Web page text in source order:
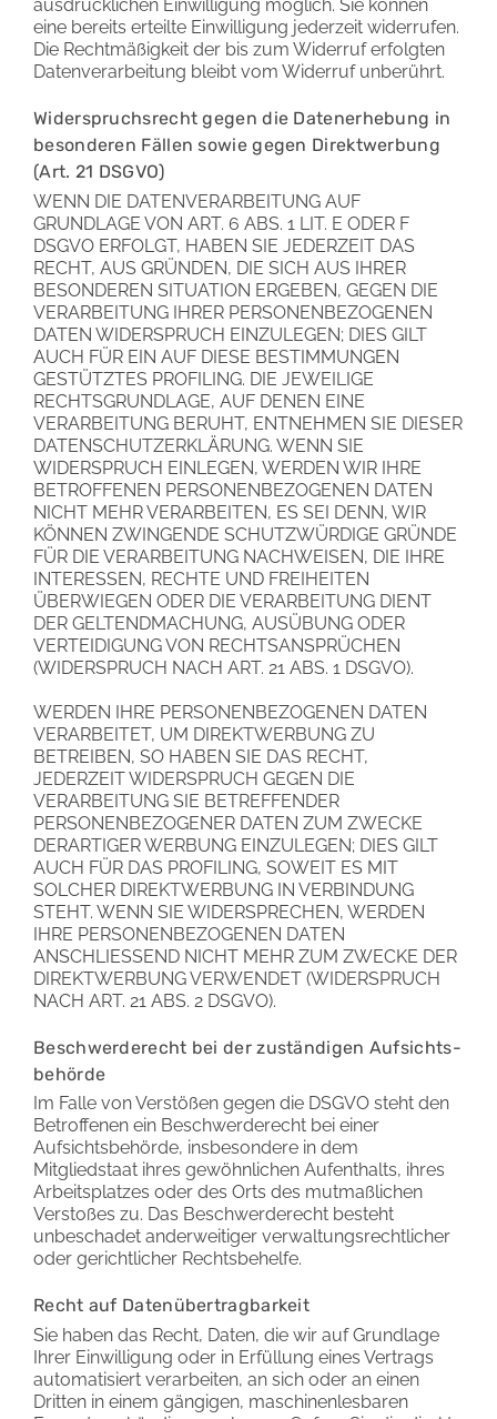
ausdrücklichen Einwilligung möglich. Sie können
eine bereits erteilte Einwilligung jederzeit widerrufen.
Die Rechtmäßigkeit der bis zum Widerruf erfolgten
Datenverarbeitung bleibt vom Widerruf unberührt.
Widerspruchsrecht gegen die Datenerhebung in
besonderen Fällen sowie gegen Direktwerbung
(Art. 21 DSGVO)
WENN DIE DATENVERARBEITUNG AUF
GRUNDLAGE VON ART. 6 ABS. 1 LIT. E ODER F
DSGVO ERFOLGT, HABEN SIE JEDERZEIT DAS
RECHT, AUS GRÜNDEN, DIE SICH AUS IHRER
BESONDEREN SITUATION ERGEBEN, GEGEN DIE
VERARBEITUNG IHRER PERSONENBEZOGENEN
DATEN WIDERSPRUCH EINZULEGEN; DIES GILT
AUCH FÜR EIN AUF DIESE BESTIMMUNGEN
GESTÜTZTES PROFILING. DIE JEWEILIGE
RECHTSGRUNDLAGE, AUF DENEN EINE
VERARBEITUNG BERUHT, ENTNEHMEN SIE DIESER
DATENSCHUTZERKLÄRUNG. WENN SIE
WIDERSPRUCH EINLEGEN, WERDEN WIR IHRE
BETROFFENEN PERSONENBEZOGENEN DATEN
NICHT MEHR VERARBEITEN, ES SEI DENN, WIR
KÖNNEN ZWINGENDE SCHUTZWÜRDIGE GRÜNDE
FÜR DIE VERARBEITUNG NACHWEISEN, DIE IHRE
INTERESSEN, RECHTE UND FREIHEITEN
ÜBERWIEGEN ODER DIE VERARBEITUNG DIENT
DER GELTENDMACHUNG, AUSÜBUNG ODER
VERTEIDIGUNG VON RECHTSANSPRÜCHEN
(WIDERSPRUCH NACH ART. 21 ABS. 1 DSGVO).
WERDEN IHRE PERSONENBEZOGENEN DATEN
VERARBEITET, UM DIREKTWERBUNG ZU
BETREIBEN, SO HABEN SIE DAS RECHT,
JEDERZEIT WIDERSPRUCH GEGEN DIE
VERARBEITUNG SIE BETREFFENDER
PERSONENBEZOGENER DATEN ZUM ZWECKE
DERARTIGER WERBUNG EINZULEGEN; DIES GILT
AUCH FÜR DAS PROFILING, SOWEIT ES MIT
SOLCHER DIREKTWERBUNG IN VERBINDUNG
STEHT. WENN SIE WIDERSPRECHEN, WERDEN
IHRE PERSONENBEZOGENEN DATEN
ANSCHLIESSEND NICHT MEHR ZUM ZWECKE DER
DIREKTWERBUNG VERWENDET (WIDERSPRUCH
NACH ART. 21 ABS. 2 DSGVO).
Beschwerde­recht bei der zuständigen Aufsichts­
behörde
Im Falle von Verstößen gegen die DSGVO steht den
Betroffenen ein Beschwerderecht bei einer
Aufsichtsbehörde, insbesondere in dem
Mitgliedstaat ihres gewöhnlichen Aufenthalts, ihres
Arbeitsplatzes oder des Orts des mutmaßlichen
Verstoßes zu. Das Beschwerderecht besteht
unbeschadet anderweitiger verwaltungsrechtlicher
oder gerichtlicher Rechtsbehelfe.
Recht auf Daten­übertrag­barkeit
Sie haben das Recht, Daten, die wir auf Grundlage
Ihrer Einwilligung oder in Erfüllung eines Vertrags
automatisiert verarbeiten, an sich oder an einen
Dritten in einem gängigen, maschinenlesbaren